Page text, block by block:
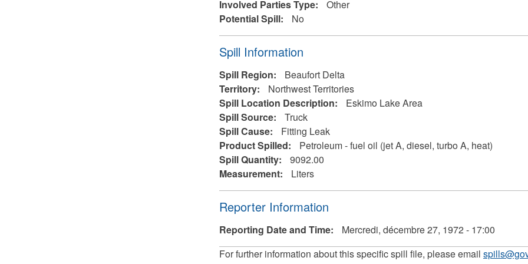
Involved Parties Type:
Other
Potential Spill:
No
Masquer
Spill Information
Spill Region:
Beaufort Delta
Territory:
Northwest Territories
Spill Location Description:
Eskimo Lake Area
Spill Source:
Truck
Spill Cause:
Fitting Leak
Product Spilled:
Petroleum - fuel oil (jet A, diesel, turbo A, heat)
Spill Quantity:
9092.00
Measurement:
Liters
Masquer
Reporter Information
Reporting Date and Time:
Mercredi, décembre 27, 1972 - 17:00
For further information about this specific spill file, please email